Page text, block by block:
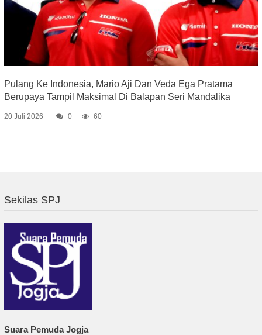
Pulang Ke Indonesia, Mario Aji Dan Veda Ega Pratama
Berupaya Tampil Maksimal Di Balapan Seri Mandalika
20 Juli 2026 0 60
Sekilas SPJ
Suara Pemuda Jogja